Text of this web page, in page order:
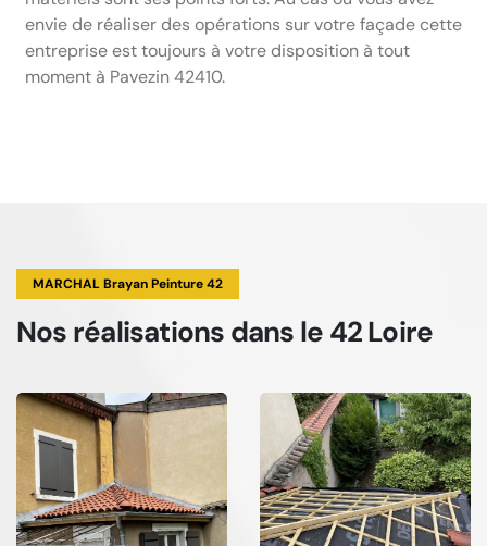
envie de réaliser des opérations sur votre façade cette
entreprise est toujours à votre disposition à tout
moment à Pavezin 42410.
MARCHAL Brayan Peinture 42
Nos réalisations dans le 42 Loire